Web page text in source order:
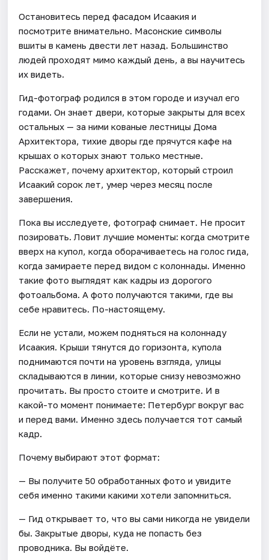
Остановитесь перед фасадом Исаакия и
посмотрите внимательно. Масонские символы
вшиты в камень двести лет назад. Большинство
людей проходят мимо каждый день, а вы научитесь
их видеть.
Гид-фотограф родился в этом городе и изучал его
годами. Он знает двери, которые закрыты для всех
остальных — за ними кованые лестницы Дома
Архитектора, тихие дворы где прячутся кафе на
крышах о которых знают только местные.
Расскажет, почему архитектор, который строил
Исаакий сорок лет, умер через месяц после
завершения.
Пока вы исследуете, фотограф снимает. Не просит
позировать. Ловит лучшие моменты: когда смотрите
вверх на купол, когда оборачиваетесь на голос гида,
когда замираете перед видом с колоннады. Именно
такие фото выглядят как кадры из дорогого
фотоальбома. А фото получаются такими, где вы
себе нравитесь. По-настоящему.
Если не устали, можем подняться на колоннаду
Исаакия. Крыши тянутся до горизонта, купола
поднимаются почти на уровень взгляда, улицы
складываются в линии, которые снизу невозможно
прочитать. Вы просто стоите и смотрите. И в
какой-то момент понимаете: Петербург вокруг вас
и перед вами. Именно здесь получается тот самый
кадр.
Почему выбирают этот формат:
— Вы получите 50 обработанных фото и увидите
себя именно такими какими хотели запомниться.
— Гид открывает то, что вы сами никогда не увидели
бы. Закрытые дворы, куда не попасть без
проводника. Вы войдёте.